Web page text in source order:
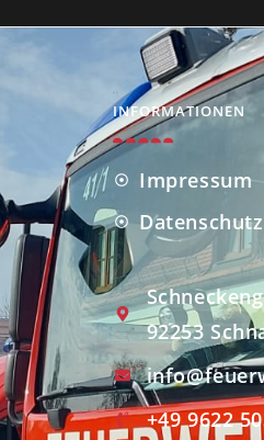
INFORMATIONEN
Impressum
92253
+49 9622